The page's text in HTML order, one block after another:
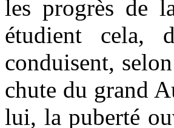
les progrès de
étudient cela,
conduisent,
chute du grand
lui, la puberté